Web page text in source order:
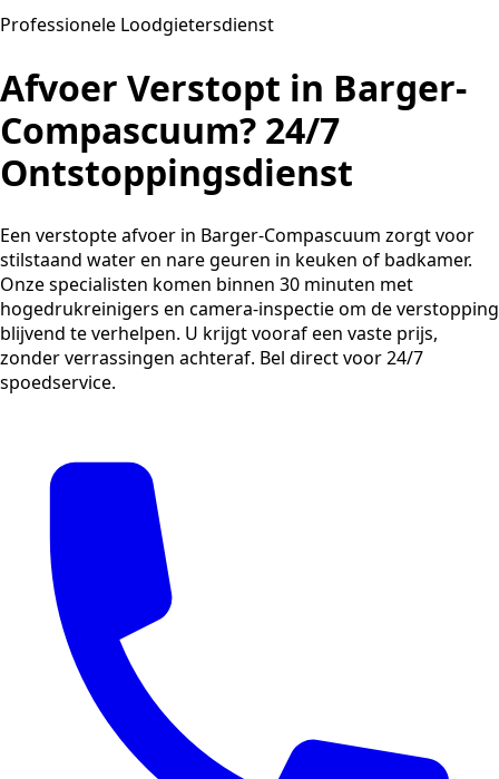
Professionele Loodgietersdienst
Afvoer Verstopt in Barger-
Compascuum? 24/7
Ontstoppingsdienst
Een verstopte afvoer in Barger-Compascuum zorgt voor
stilstaand water en nare geuren in keuken of badkamer.
Onze specialisten komen binnen 30 minuten met
hogedrukreinigers en camera-inspectie om de verstopping
blijvend te verhelpen. U krijgt vooraf een vaste prijs,
zonder verrassingen achteraf. Bel direct voor 24/7
spoedservice.